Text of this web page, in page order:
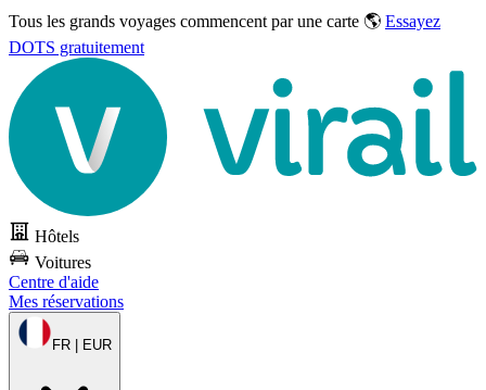
Tous les grands voyages commencent par une carte 🌎 Essayez
DOTS gratuitement
Hôtels
Voitures
Centre d'aide
Mes réservations
FR | EUR